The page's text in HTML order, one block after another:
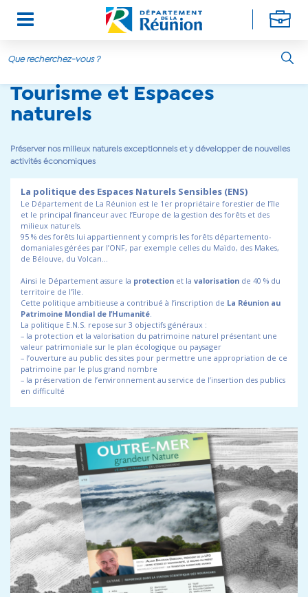
Aller au contenu principal
Tourisme et Espaces
naturels
Préserver nos milieux naturels exceptionnels et y développer de nouvelles
activités économiques
La politique des Espaces Naturels Sensibles (ENS)
Le Département de La Réunion est le 1er propriétaire forestier de l’île
et le principal financeur avec l’Europe de la gestion des forêts et des
milieux naturels.
95 % des forêts lui appartiennent y compris les forêts départemento-
domaniales gérées par l’ONF, par exemple celles du Maïdo, des Makes,
de Bélouve, du Volcan…
Ainsi le Département assure la protection et la valorisation de 40 % du
territoire de l’île.
Cette politique ambitieuse a contribué à l’inscription de La Réunion au
Patrimoine Mondial de l’Humanité.
La politique E.N.S. repose sur 3 objectifs généraux :
– la protection et la valorisation du patrimoine naturel présentant une
valeur patrimoniale sur le plan écologique ou paysager
– l’ouverture au public des sites pour permettre une appropriation de ce
patrimoine par le plus grand nombre
– la préservation de l’environnement au service de l’insertion des publics
en difficulté